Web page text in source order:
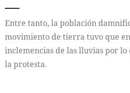
Entre tanto, la población
movimiento de tierra tuvo que
inclemencias de las lluvias por
la protesta.